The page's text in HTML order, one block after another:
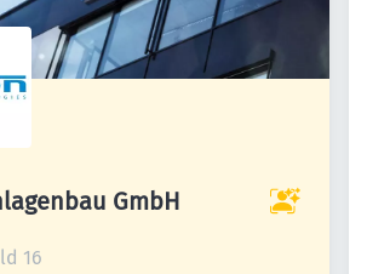
GmbH
16